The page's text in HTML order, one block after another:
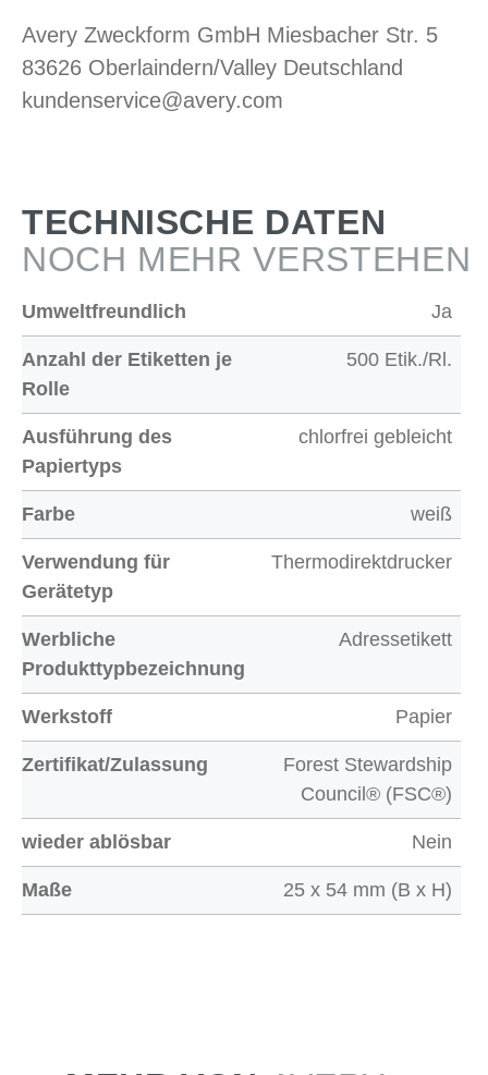
Avery Zweckform GmbH Miesbacher Str. 5
83626 Oberlaindern/Valley Deutschland
kundenservice@avery.com
TECHNISCHE DATEN
NOCH MEHR VERSTEHEN
Umweltfreundlich Ja
Anzahl der Etiketten je
Rolle
500 Etik./Rl.
Ausführung des
Papiertyps
chlorfrei gebleicht
Farbe weiß
Verwendung für
Gerätetyp
Thermodirektdrucker
Werbliche
Produkttypbezeichnung
Adressetikett
Werkstoff Papier
Zertifikat/Zulassung
Forest Stewardship
Council® (FSC®)
wieder ablösbar Nein
Maße 25 x 54 mm (B x H)